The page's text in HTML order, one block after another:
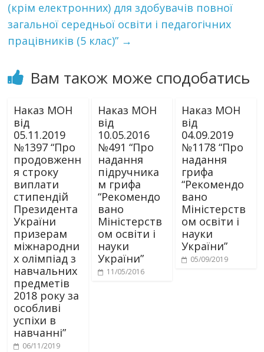
(крім електронних) для здобувачів повної
загальної середньої освіти і педагогічних
працівників (5 клас)” →
Вам також може сподобатись
Наказ МОН
від
05.11.2019
№1397 “Про
продовженн
я строку
виплати
стипендій
Президента
України
призерам
міжнародни
х олімпіад з
навчальних
предметів
2018 року за
особливі
успіхи в
навчанні”
06/11/2019
Наказ МОН
від
10.05.2016
№491 “Про
надання
підручника
м грифа
“Рекомендо
вано
Міністерств
ом освіти і
науки
України”
11/05/2016
Наказ МОН
від
04.09.2019
№1178 “Про
надання
грифа
“Рекомендо
вано
Міністерств
ом освіти і
науки
України”
05/09/2019